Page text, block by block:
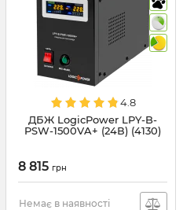
4.8
ДБЖ LogicPower LPY-B-
PSW-1500VA+ (24В) (4130)
8 815 грн
Немає в наявності